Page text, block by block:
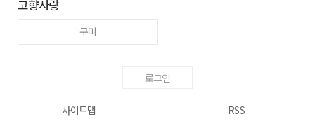
고향사랑
구미
로그인
사이트맵 RSS